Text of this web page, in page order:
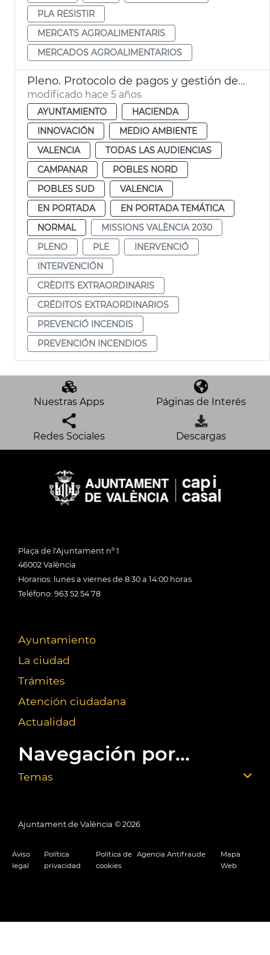
PLA RESISTIR
MERCATS AGROALIMENTARIS
MERCADOS AGROALIMENTARIOS
Pleno. Protocolo de pagos y gestión de proveedores
modificado hace 5 años
AYUNTAMIENTO
HACIENDA
INNOVACIÓN
MEDIO AMBIENTE
VALENCIA
TODAS LAS AUDIENCIAS
CAMPANAR
POBLES NORD
POBLES SUD
VALENCIA
EN PORTADA
EN PORTADA TEMÁTICA
NORMAL
MISSIONS VALÈNCIA 2030
PLENO
PLE
INERVENCIÓ
INTERVENCIÓN
CRÈDITS EXTRAORDINARIS
CRÉDITOS EXTRAORDINARIOS
PREVENCIÓ INCENDIS
PREVENCIÓN INCENDIOS
Nuestras Apps Páginas de Interés
Redes Sociales Descargas
Plaça de l'Ajuntament nº 1
46002 València
Horarios: lunes a viernes de 8:30 a 14:00 horas
Teléfono: 963 52 54 78
Ayuntamiento
La ciudad
Trámites
Atención ciudadana
Actualidad
Navegación por...
Temas
Ajuntament de València © 2026
Aviso
legal
Política
privacidad
Política de
cookies
Agencia Antifraude
Mapa
Web